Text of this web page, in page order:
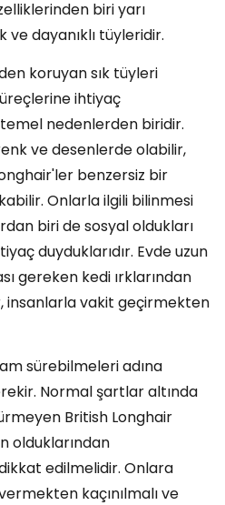
biri yarı
ve dayanıklı tüyleridir.
koruyan sık tüyleri
ihtiyaç
temel nedenlerden biridir.
ve desenlerde olabilir,
benzersiz bir
Onlarla ilgili bilinmesi
biri de sosyal oldukları
duyduklarıdır. Evde uzun
gereken kedi ırklarından
insanlarla vakit geçirmekten
sürebilmeleri adına
Normal şartlar altında
British Longhair
olduklarından
edilmelidir. Onlara
kaçınılmalı ve